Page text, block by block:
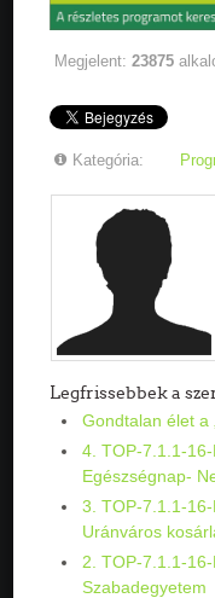
Megjelent:23875
Kategória:
Legfrissebbek a
Gondtalan élet a
4. TOP-7.1.1-
Egészségnap-
3. TOP-7.1.1-
Uránváros
2. TOP-7.1.1-
Szabadegyetem